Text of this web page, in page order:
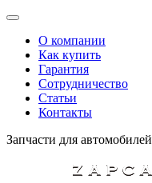
О компании
Как купить
Гарантия
Сотрудничество
Статьи
Контакты
Запчасти для автомобилей